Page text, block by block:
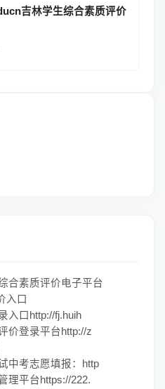
吉林学生综合素质评价
合素质评价电子平台
入口
入口http://fj.huih
价登录平台http://z
中考志愿填报：http
理平台https://222.